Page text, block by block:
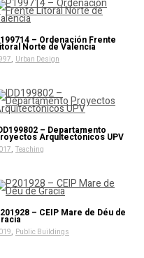
– Ordenación Frente
Norte de Valencia
, Urban Design
– Departamento
Arquitectónicos UPV
, Teaching
– CEIP Mare de Déu de
, Public Buildings